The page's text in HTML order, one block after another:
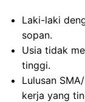
Laki-laki
sopan.
Usia tidak
tinggi.
Lulusan
kerja yang